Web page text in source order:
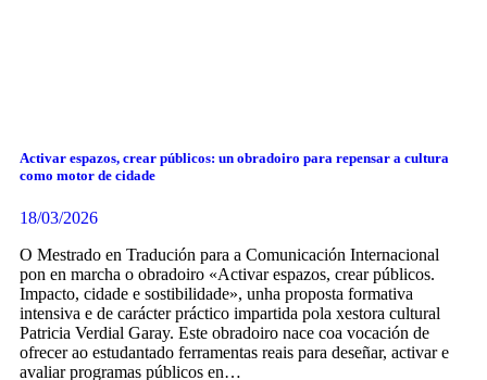
Activar espazos, crear públicos: un obradoiro para repensar a cultura
como motor de cidade
18/03/2026
O Mestrado en Tradución para a Comunicación Internacional
pon en marcha o obradoiro «Activar espazos, crear públicos.
Impacto, cidade e sostibilidade», unha proposta formativa
intensiva e de carácter práctico impartida pola xestora cultural
Patricia Verdial Garay. Este obradoiro nace coa vocación de
ofrecer ao estudantado ferramentas reais para deseñar, activar e
avaliar programas públicos en…